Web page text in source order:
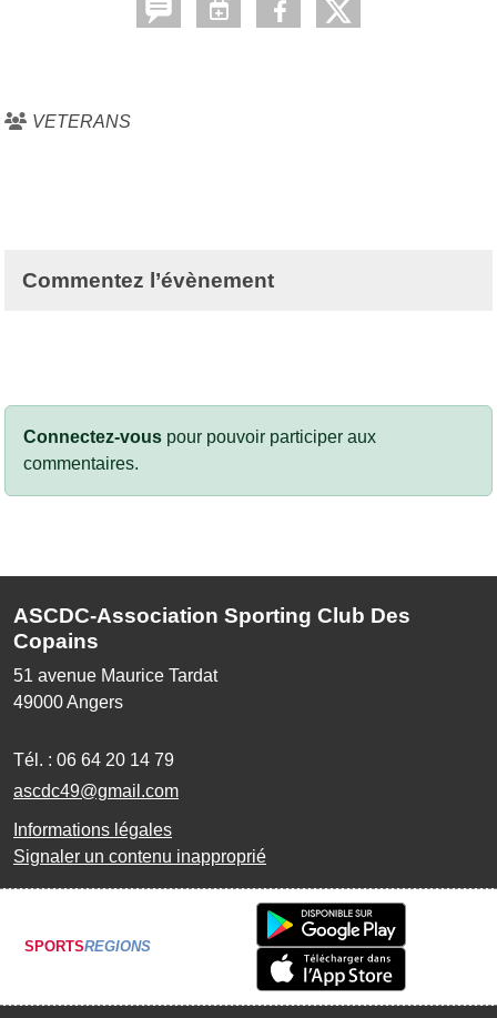
VETERANS
Commentez l’évènement
Connectez-vous pour pouvoir participer aux
commentaires.
ASCDC-Association Sporting Club Des
Copains
51 avenue Maurice Tardat
49000Angers
Tél. : 06 64 20 14 79
ascdc49@gmail.com
Informations légales
Signaler un contenu inapproprié
SPORTSREGIONS